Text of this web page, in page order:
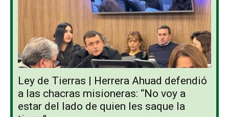
Ley de Tierras | Herrera Ahuad defendió
a las chacras misioneras: “No voy a
estar del lado de quien les saque la